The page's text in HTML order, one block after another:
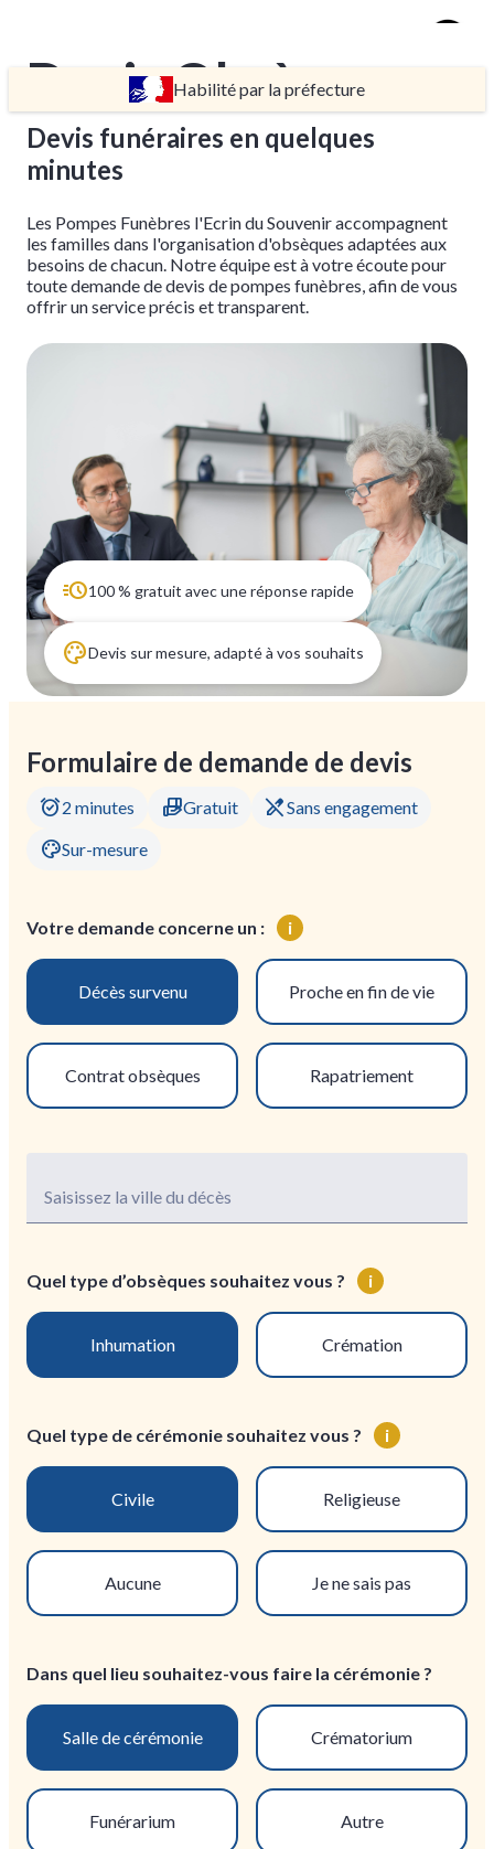
DEVIS
DÉMARCHES
TRANSPORT
ORGANISATION / PRÉPARATION
URGENCE / ASSISTANCE
AGENCES
Habilité par la préfecture
100 % gratuit avec une réponse rapide
Devis sur mesure, adapté à vos souhaits
Devis Obsèques
Devis funéraires en quelques
minutes
Les Pompes Funèbres l'Ecrin du Souvenir accompagnent
les familles dans l'organisation d'obsèques adaptées aux
besoins de chacun. Notre équipe est à votre écoute pour
toute demande de devis de pompes funèbres, afin de vous
offrir un service précis et transparent.
Formulaire de demande de devis
alarm_on2 minutes hand_packageGratuit edit_offSans engagement
paletteSur-mesure
Votre demande concerne un : i
Décès survenu Proche en fin de vie
Contrat obsèques Rapatriement
Saisissez la ville du décès
Quel type d’obsèques souhaitez vous ? i
Inhumation Crémation
Quel type de cérémonie souhaitez vous ? i
Civile Religieuse
Aucune Je ne sais pas
Dans quel lieu souhaitez-vous faire la cérémonie ?
Salle de cérémonie Crématorium
Funérarium Autre